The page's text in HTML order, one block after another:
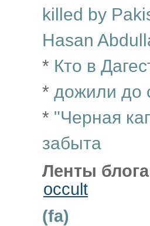
killed by
Hasan
* Кто в
* дожили до
* "Черная
забыта
Ленты
occult
(fa)